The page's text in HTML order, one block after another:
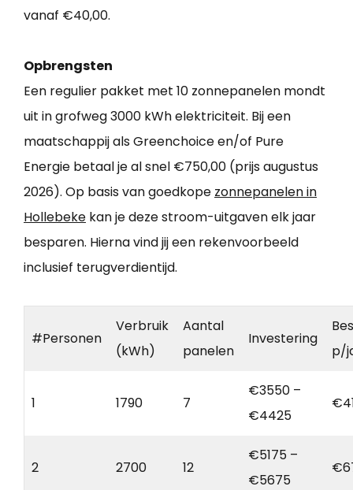
vanaf €40,00.
Opbrengsten
Een regulier pakket met 10 zonnepanelen mondt
uit in grofweg 3000 kWh elektriciteit. Bij een
maatschappij als Greenchoice en/of Pure
Energie betaal je al snel €750,00 (prijs augustus
2026). Op basis van goedkope zonnepanelen in
Hollebeke kan je deze stroom-uitgaven elk jaar
besparen. Hierna vind jij een rekenvoorbeeld
inclusief terugverdientijd.
#Personen
Verbruik
(kWh)
Aantal
panelen
Investering
p/
1 1790 7
€3550 –
€4425
2 2700 12
€5175 –
€5675